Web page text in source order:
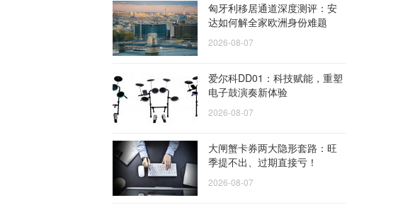
匈牙利移居通道深度测评：安
达如何解全家欧洲身份难题
2026-08-07
爱尔科DD01：科技赋能，重塑
电子鼓演奏新体验
2026-08-07
大闸蟹卡券两大隐形套路：旺
季提不出、过期直接亏！
2026-08-07